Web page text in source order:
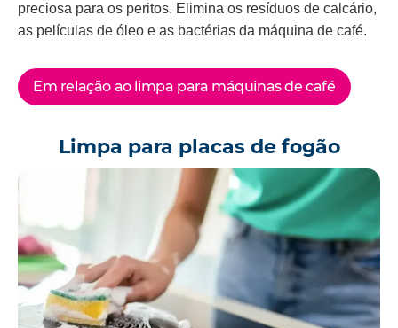
preciosa para os peritos. Elimina os resíduos de calcário,
as películas de óleo e as bactérias da máquina de café.
Em relação ao limpa para máquinas de café
Limpa para placas de fogão